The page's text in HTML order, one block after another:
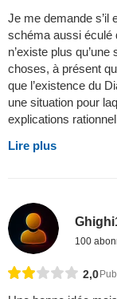
Je me demande s’il
schéma aussi éculé
n’existe plus
choses, à présent
que l’existence du
une situation pour
explications
Lire plus
100
2,0